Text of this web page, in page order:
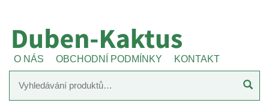
O NÁS OBCHODNÍ PODMÍNKY KONTAKT